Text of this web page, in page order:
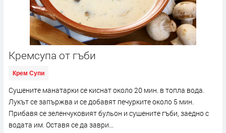
Кремсупа от гъби
Крем Супи
Сушените манатарки се киснат около 20 мин. в топла вода.
Лукът се запържва и се добавят печурките около 5 мин.
Прибавя се зеленчуковият бульон и сушените гъби, заедно с
водата им. Оставя се да заври...